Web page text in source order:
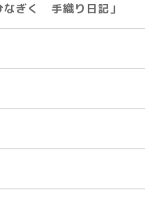
なぎく 手織り日記」